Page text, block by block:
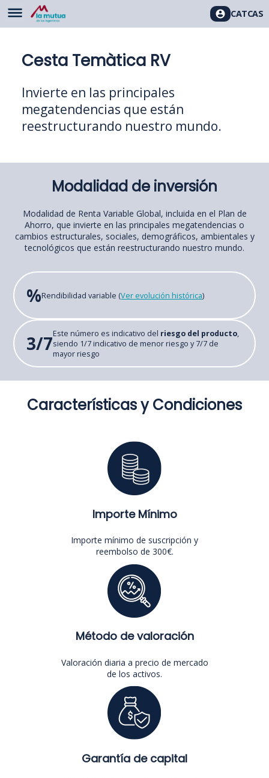
CATCAS
Cesta Temàtica RV
Invierte en las principales
megatendencias que están
reestructurando nuestro mundo.
Modalidad de inversión
Modalidad de Renta Variable Global, incluida en el Plan de
Ahorro, que invierte en las principales megatendencias o
cambios estructurales, sociales, demográficos, ambientales y
tecnológicos que están reestructurando nuestro mundo.
%Rendibilidad variable (Ver evolución histórica)
3/7Este número es indicativo del riesgo del producto,
siendo 1/7 indicativo de menor riesgo y 7/7 de
mayor riesgo
Características y Condiciones
Importe Mínimo
Importe mínimo de suscripción y
reembolso de 300€.
Método de valoración
Valoración diaria a precio de mercado
de los activos.
Garantía de capital